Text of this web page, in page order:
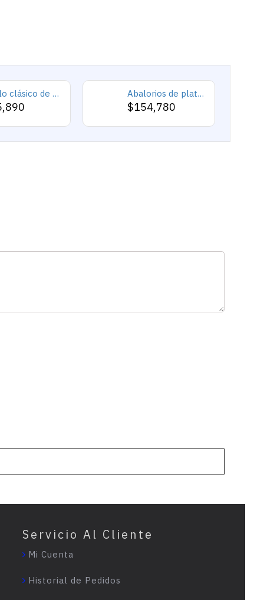
Anillo clásico de plata 925 para hombre con castillo de labradorita Natural, anillo de compromiso Retro Punk auspicioso de Turquía Constantinople Abalorios de plata esterlina 925 pura, abalorios de animales, elefante, hipopótamo, corazones, pulsera artesanal
$154,780
Servicio Al Cliente
Mi Cuenta
Historial de Pedidos